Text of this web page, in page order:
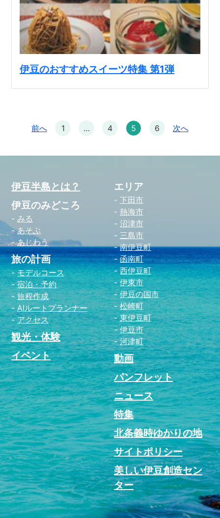
伊豆のおすすめスイーツ特集 第1弾
前へ 1 … 4 5 6 次へ
伊豆半島とは？
伊豆のみどころ
みる
あそぶ
あじわう
旅の計画
モデルコース
宿泊・予約
旅程作成
AIルートプランナー
アクセス
観光・体験
イベント
エリア
下田市
熱海市
沼津市
三島市
南伊豆町
函南町
西伊豆町
伊東市
伊豆の国市
松崎町
東伊豆町
伊豆市
河津町
動画
パンフレット
ニュース
特集
北条義時ゆかりの地
サイトポリシー
美しい伊豆創造セン
ター